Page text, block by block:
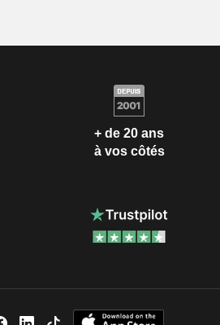
+ de 20 ans
à vos côtés